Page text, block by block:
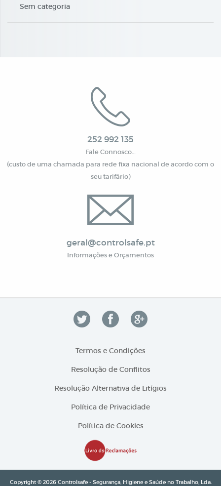
Sem categoria
252 992 135
Fale Connosco…
(custo de uma chamada para rede fixa nacional de acordo com o
seu tarifário)
geral@controlsafe.pt
Informações e Orçamentos
Termos e Condições
Resolução de Conflitos
Resolução Alternativa de Litígios
Política de Privacidade
Política de Cookies
Copyright © 2026 Controlsafe - Segurança, Higiene e Saúde no Trabalho, Lda.